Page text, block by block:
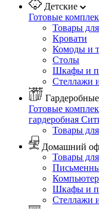
Детские
Готовые
Товары
Кровати
Комоды и
Столы
Шкафы и
Стеллажи
Гардеробные
Готовые
гардеробная
Товары
Домашний
Товары
Шкафы и
Стеллажи